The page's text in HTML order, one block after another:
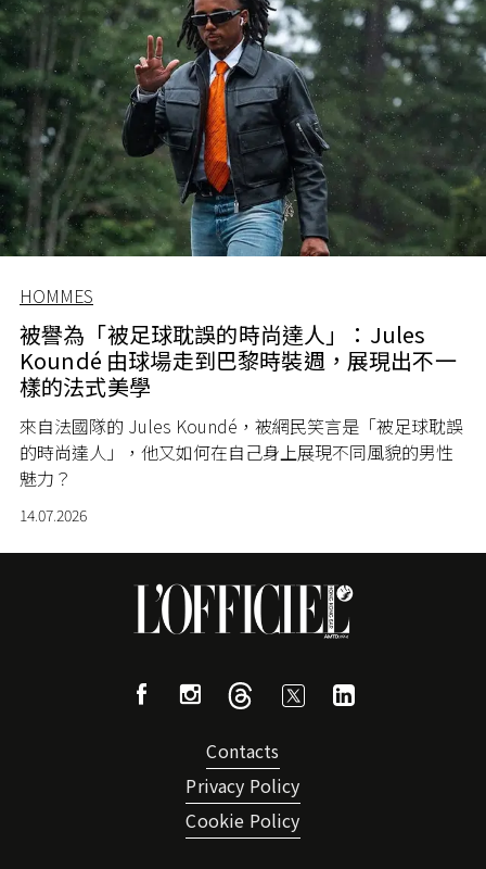
HOMMES
被譽為「被足球耽誤的時尚達人」：Jules
Koundé 由球場走到巴黎時裝週，展現出不一
樣的法式美學
來自法國隊的 Jules Koundé，被網民笑言是「被足球耽誤
的時尚達人」，他又如何在自己身上展現不同風貌的男性
魅力？
14.07.2026
Contacts
Privacy Policy
Cookie Policy